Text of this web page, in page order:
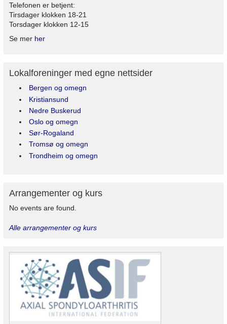
Telefonen er betjent:
Tirsdager klokken 18-21
Torsdager klokken 12-15
Se mer her
Lokalforeninger med egne nettsider
Bergen og omegn
Kristiansund
Nedre Buskerud
Oslo og omegn
Sør-Rogaland
Tromsø og omegn
Trondheim og omegn
Arrangementer og kurs
No events are found.
Alle arrangementer og kurs